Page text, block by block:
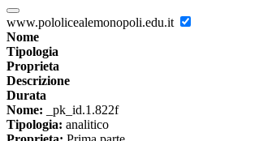
www.pololicealemonopoli.edu.it
Nome
Tipologia
Proprieta
Descrizione
Durata
Nome: _pk_id.1.822f
Tipologia: analitico